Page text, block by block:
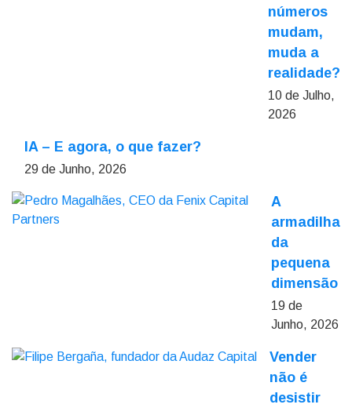
números
mudam,
muda a
realidade?
10 de Julho,
2026
IA – E agora, o que fazer?
29 de Junho, 2026
A
armadilha
da
pequena
dimensão
19 de
Junho, 2026
Vender
não é
desistir